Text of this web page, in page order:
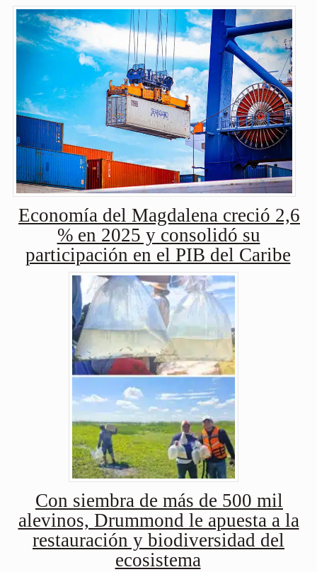
Economía del Magdalena creció 2,6
% en 2025 y consolidó su
participación en el PIB del Caribe
Con siembra de más de 500 mil
alevinos, Drummond le apuesta a la
restauración y biodiversidad del
ecosistema